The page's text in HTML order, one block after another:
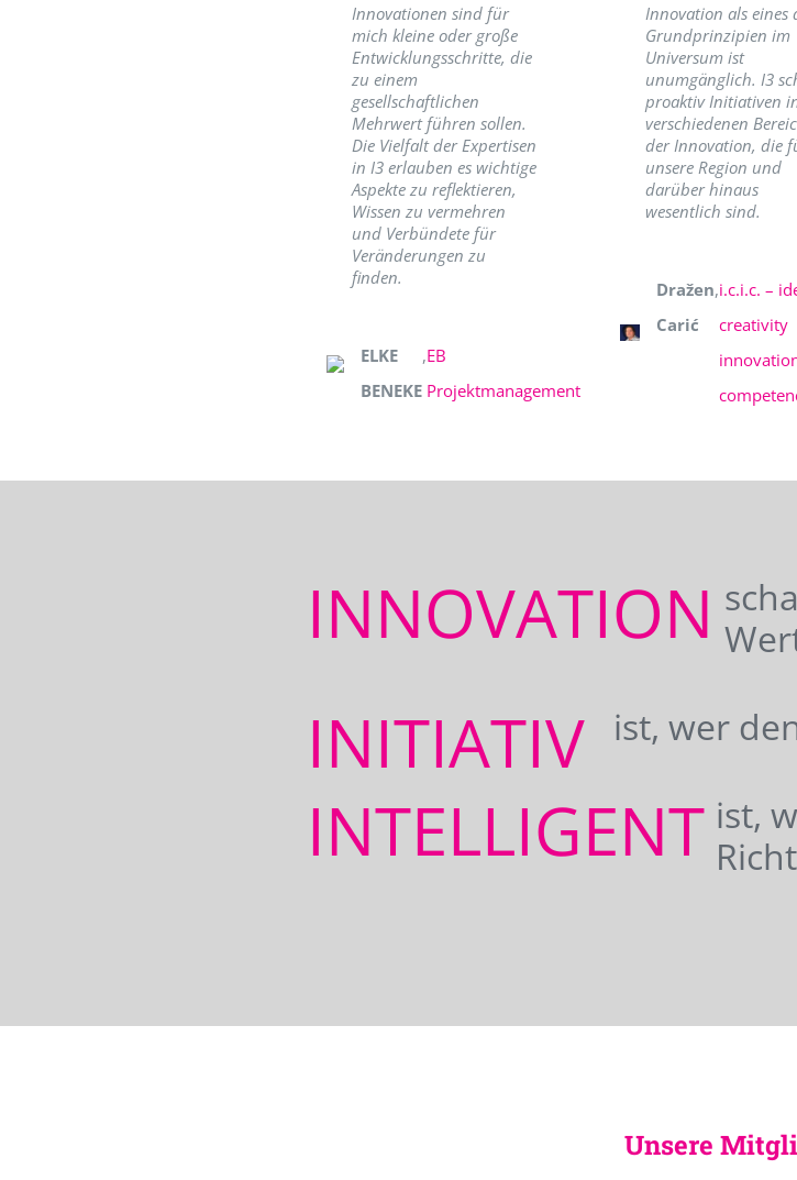
Innovationen sind für
mich kleine oder große
Entwicklungsschritte, die
zu einem
gesellschaftlichen
Mehrwert führen sollen.
Die Vielfalt der Expertisen
in I3 erlauben es wichtige
Aspekte zu reflektieren,
Wissen zu vermehren
und Verbündete für
Veränderungen zu
finden.
ELKE
BENEKE
,EB
Projektmanagement
Innovation als eines
Grundprinzipien im
Universum ist
unumgänglich. I3
proaktiv Initiativen
verschiedenen
der Innovation, die
unsere Region und
darüber hinaus
wesentlich sind.
Dražen
Carić
,i.c.i.c. –
creativity
INNOVATION
INITIATIV ist, wer
INTELLIGENT ist,
Unsere